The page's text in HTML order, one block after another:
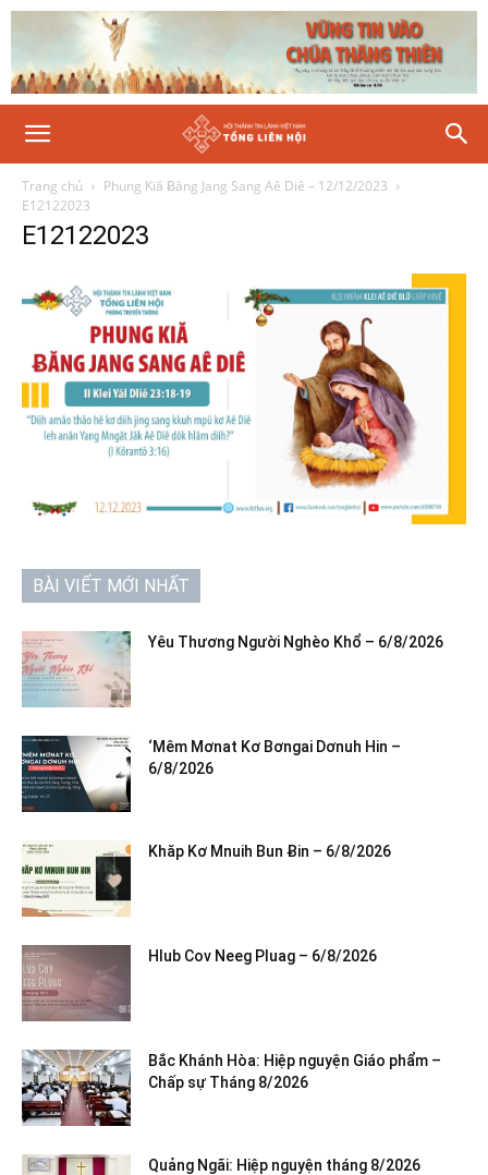
Trang chủ
Phung Kiă Ƀăng Jang Sang Aê Diê – 12/12/2023
E12122023
E12122023
BÀI VIẾT MỚI NHẤT
Yêu Thương Người Nghèo Khổ – 6/8/2026
‘Mêm Mơnat Kơ Bơngai Dơnuh Hin –
6/8/2026
Khăp Kơ Mnuih Bun Ƀin – 6/8/2026
Hlub Cov Neeg Pluag – 6/8/2026
Bắc Khánh Hòa: Hiệp nguyện Giáo phẩm –
Chấp sự Tháng 8/2026
Quảng Ngãi: Hiệp nguyện tháng 8/2026